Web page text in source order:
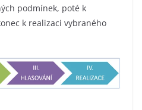
podmínek, poté k
k realizaci vybraného